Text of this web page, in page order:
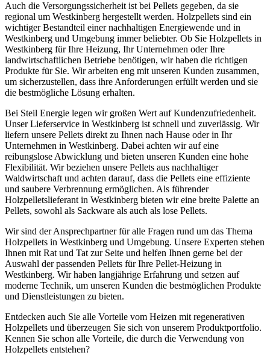
Auch die Versorgungssicherheit ist bei Pellets gegeben, da sie
regional um Westkinberg hergestellt werden. Holzpellets sind ein
wichtiger Bestandteil einer nachhaltigen Energiewende und in
Westkinberg und Umgebung immer beliebter. Ob Sie Holzpellets in
Westkinberg für Ihre Heizung, Ihr Unternehmen oder Ihre
landwirtschaftlichen Betriebe benötigen, wir haben die richtigen
Produkte für Sie. Wir arbeiten eng mit unseren Kunden zusammen,
um sicherzustellen, dass ihre Anforderungen erfüllt werden und sie
die bestmögliche Lösung erhalten.
Bei Steil Energie legen wir großen Wert auf Kundenzufriedenheit.
Unser Lieferservice in Westkinberg ist schnell und zuverlässig. Wir
liefern unsere Pellets direkt zu Ihnen nach Hause oder in Ihr
Unternehmen in Westkinberg. Dabei achten wir auf eine
reibungslose Abwicklung und bieten unseren Kunden eine hohe
Flexibilität. Wir beziehen unsere Pellets aus nachhaltiger
Waldwirtschaft und achten darauf, dass die Pellets eine effiziente
und saubere Verbrennung ermöglichen. Als führender
Holzpelletslieferant in Westkinberg bieten wir eine breite Palette an
Pellets, sowohl als Sackware als auch als lose Pellets.
Wir sind der Ansprechpartner für alle Fragen rund um das Thema
Holzpellets in Westkinberg und Umgebung. Unsere Experten stehen
Ihnen mit Rat und Tat zur Seite und helfen Ihnen gerne bei der
Auswahl der passenden Pellets für Ihre Pellet-Heizung in
Westkinberg. Wir haben langjährige Erfahrung und setzen auf
moderne Technik, um unseren Kunden die bestmöglichen Produkte
und Dienstleistungen zu bieten.
Entdecken auch Sie alle Vorteile vom Heizen mit regenerativen
Holzpellets und überzeugen Sie sich von unserem Produktportfolio.
Kennen Sie schon alle Vorteile, die durch die Verwendung von
Holzpellets entstehen?